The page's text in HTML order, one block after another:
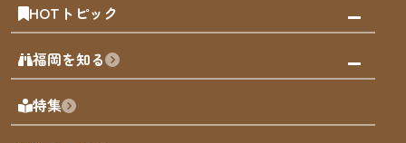
HOTトピック
みんなの旅行記
天神エリア
博多旧市街
福岡を知る
福岡の見どころ
福岡の魅力
特集